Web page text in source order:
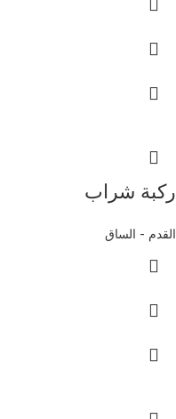
ركبة شراب
القدم - الساق